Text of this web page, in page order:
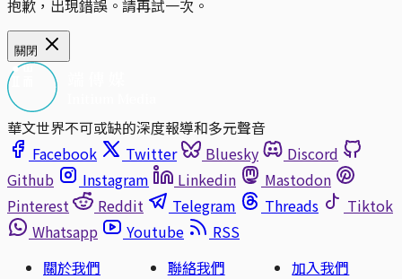
抱歉，出現錯誤。請再試一次。
關閉
華文世界不可或缺的深度報導和多元聲音
Facebook
Twitter Bluesky
Discord
Github
Instagram Linkedin
Mastodon
Pinterest
Reddit Telegram Threads
Tiktok
Whatsapp
Youtube
RSS
關於我們
聯絡我們
加入我們